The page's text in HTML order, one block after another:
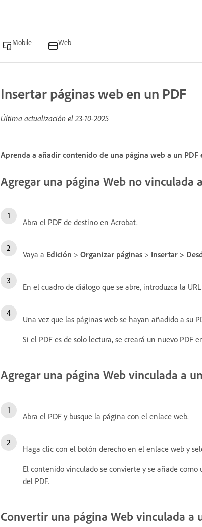
Mobile Web
Insertar páginas web en un PDF
Última actualización el23-10-2025
Aprenda a añadir contenido de una página web a un
Agregar una página Web no vinculada
Abra el PDF de destino en Acrobat.
Vaya a Edición > Organizar páginas > Insertar >
En el cuadro de diálogo que se abre, introduzca la
Una vez que las páginas web se hayan añadido a su
Si el PDF es de solo lectura, se creará un nuevo PDF
Agregar una página Web vinculada a
Abra el PDF y busque la página con el enlace web.
Haga clic con el botón derecho en el enlace web y
El contenido vinculado se convierte y se añade
del PDF.
Convertir una página Web vinculada a